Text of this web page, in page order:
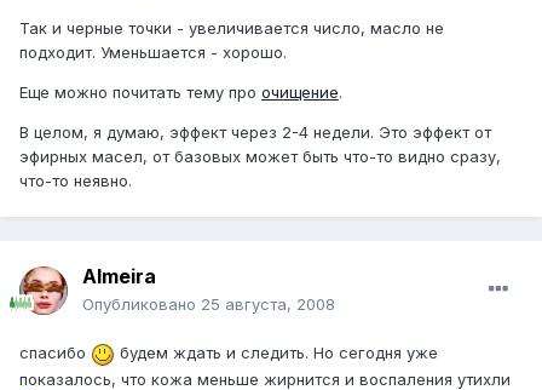
Так и черные точки - увеличивается число, масло не
подходит. Уменьшается - хорошо.
Еще можно почитать тему про очищение.
В целом, я думаю, эффект через 2-4 недели. Это эффект от
эфирных масел, от базовых может быть что-то видно сразу,
что-то неявно.
Almeira
Опубликовано 25 августа, 2008
спасибо
будем ждать и следить. Но сегодня уже
показалось, что кожа меньше жирнится и воспаления утихли